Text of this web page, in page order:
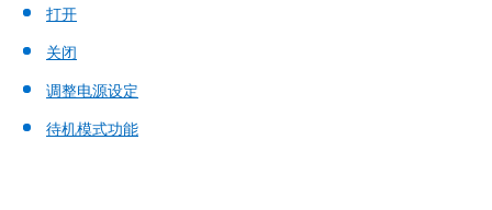
打开
关闭
调整电源设定
待机模式功能